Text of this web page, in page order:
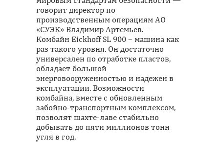
говорит директор по
производственным операциям АО
«СУЭК» Владимир Артемьев. –
Комбайн Eickhoff SL 900 – машина как
раз такого уровня. Он достаточно
универсален по отработке пластов,
обладает большой
энерговооруженностью и надежен в
эксплуатации. Возможности
комбайна, вместе с обновленным
забойно-транспортным комплексом,
позволят шахте-лаве стабильно
добывать до пяти миллионов тонн
угля в год.